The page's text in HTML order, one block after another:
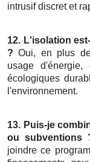
intrusif discret et
12. L'isolation
? Oui, en plus
usage d'énergie,
écologiques
l'environnement.
13. Puis-je
ou subventions
joindre ce